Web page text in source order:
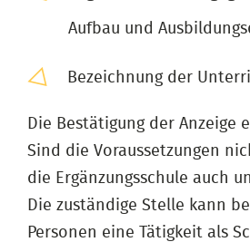
Aufbau und
Bezeichnung der
Die Bestätigung der Anzeige
Sind die Voraussetzungen
die Ergänzungsschule auch
Die zuständige Stelle kann
Personen eine Tätigkeit als